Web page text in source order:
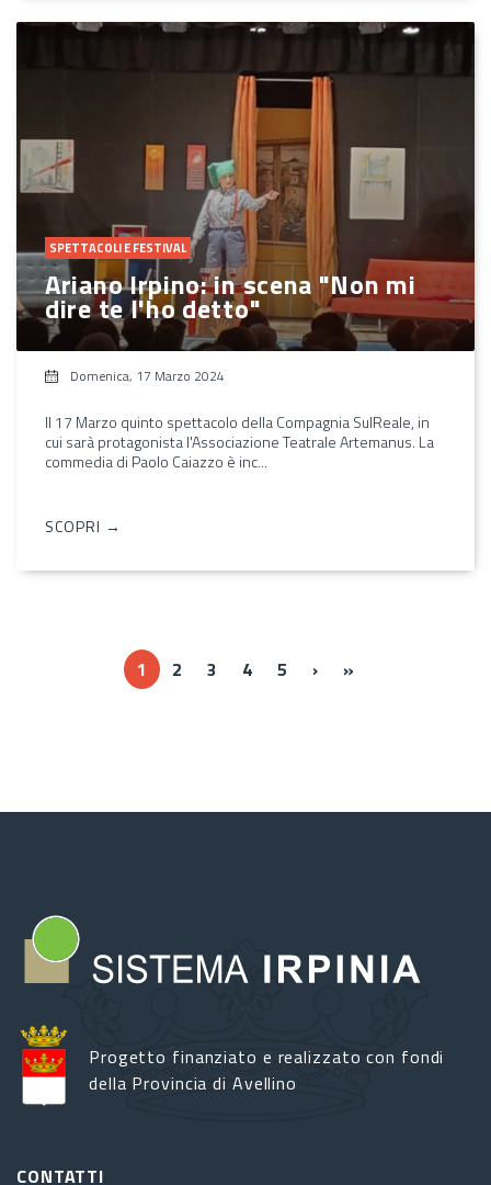
SPETTACOLI E FESTIVAL
Ariano Irpino: in scena "Non mi
dire te l'ho detto"
Domenica, 17 Marzo 2024
Il 17 Marzo quinto spettacolo della Compagnia SulReale, in
cui sarà protagonista l'Associazione Teatrale Artemanus. La
commedia di Paolo Caiazzo è inc...
SCOPRI →
1 2 3 4 5 ››› »
Progetto finanziato e realizzato con fondi
della Provincia di Avellino
CONTATTI